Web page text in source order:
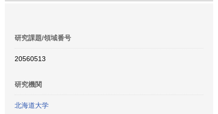
研究課題/領域番号
20560513
研究機関
北海道大学